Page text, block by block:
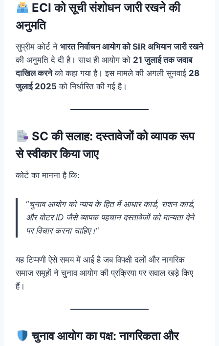
ECI को सूची संशोधन जारी रखने की
अनुमति
सुप्रीम कोर्ट ने भारत निर्वाचन आयोग को SIR अभियान जारी रखने
की अनुमति दे दी है। साथ ही आयोग को 21 जुलाई तक जवाब
दाखिल करनेको कहा गया है। इस मामले की अगली सुनवाई 28
जुलाई 2025 को निर्धारित की गई है।
SC की सलाह: दस्तावेजों को व्यापक रूप
से स्वीकार किया जाए
कोर्ट का मानना है कि:
“चुनाव आयोग को न्याय के हित में आधार कार्ड, राशन कार्ड,
और वोटर ID जैसे व्यापक पहचान दस्तावेजों को मान्यता देने
पर विचार करना चाहिए।“
यह टिप्पणी ऐसे समय में आई है जब विपक्षी दलों और नागरिक
समाज समूहों ने चुनाव आयोग की प्रक्रिया पर सवाल खड़े किए
हैं।
चुनाव आयोग का पक्ष: नागरिकता और